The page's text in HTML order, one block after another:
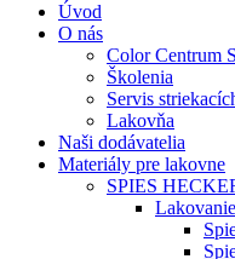
Úvod
O nás
Color Centrum
Školenia
Servis
Lakovňa
Naši dodávatelia
Materiály pre lakovne
SPIES